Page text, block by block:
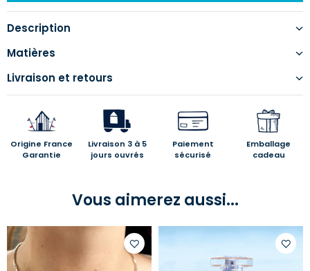
Description
Matières
Livraison et retours
Origine France
Garantie
Livraison 3 à 5
jours ouvrés
Paiement
sécurisé
Emballage
cadeau
Vous aimerez aussi...
Ajouter